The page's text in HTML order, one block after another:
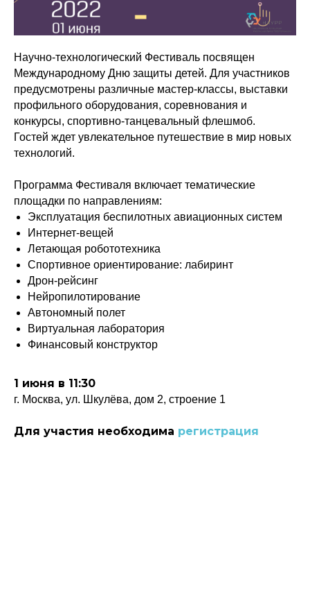
Научно-технологический Фестиваль посвящен
Международному Дню защиты детей. Для участников
предусмотрены различные мастер-классы, выставки
профильного оборудования, соревнования и
конкурсы, спортивно-танцевальный флешмоб.
Гостей ждет увлекательное путешествие в мир новых
технологий.
Программа Фестиваля включает тематические
площадки по направлениям:
Эксплуатация беспилотных авиационных систем
Интернет-вещей
Летающая робототехника
Спортивное ориентирование: лабиринт
Дрон-рейсинг
Нейропилотирование
Автономный полет
Виртуальная лаборатория
Финансовый конструктор
1 июня в 11:30
г. Москва, ул. Шкулёва, дом 2, строение 1
Для участия необходима регистрация
Политика конфиденциальности